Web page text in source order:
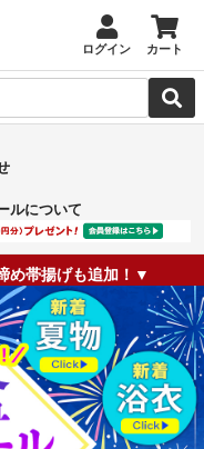
ログイン カート
ルについて
め帯揚げも追加！▼